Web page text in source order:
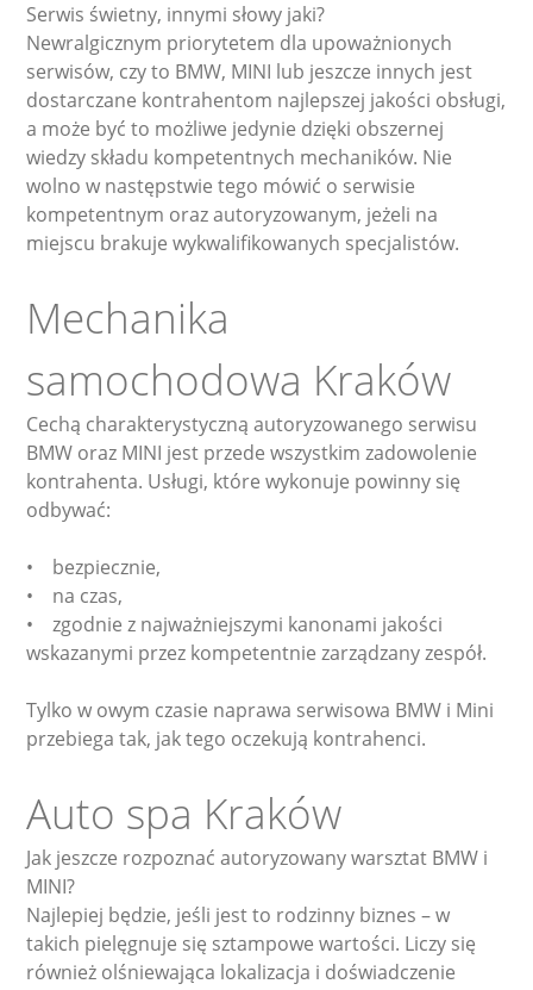
Serwis świetny, innymi słowy jaki?
Newralgicznym priorytetem dla upoważnionych
serwisów, czy to BMW, MINI lub jeszcze innych jest
dostarczane kontrahentom najlepszej jakości obsługi,
a może być to możliwe jedynie dzięki obszernej
wiedzy składu kompetentnych mechaników. Nie
wolno w następstwie tego mówić o serwisie
kompetentnym oraz autoryzowanym, jeżeli na
miejscu brakuje wykwalifikowanych specjalistów.
Mechanika
samochodowa Kraków
Cechą charakterystyczną autoryzowanego serwisu
BMW oraz MINI jest przede wszystkim zadowolenie
kontrahenta. Usługi, które wykonuje powinny się
odbywać:
• bezpiecznie,
• na czas,
• zgodnie z najważniejszymi kanonami jakości
wskazanymi przez kompetentnie zarządzany zespół.
Tylko w owym czasie naprawa serwisowa BMW i Mini
przebiega tak, jak tego oczekują kontrahenci.
Auto spa Kraków
Jak jeszcze rozpoznać autoryzowany warsztat BMW i
MINI?
Najlepiej będzie, jeśli jest to rodzinny biznes – w
takich pielęgnuje się sztampowe wartości. Liczy się
również olśniewająca lokalizacja i doświadczenie